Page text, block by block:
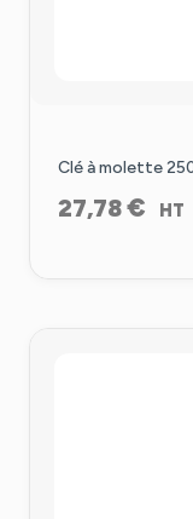
Clé à molette
27,78€ HT